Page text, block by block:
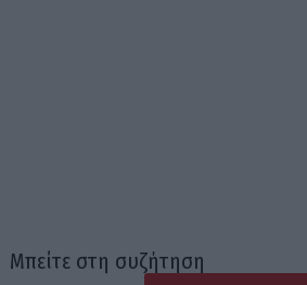
Μπείτε στη συζήτηση